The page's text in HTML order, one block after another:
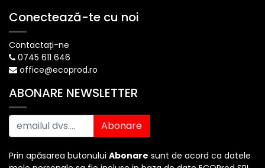
Conectează-te cu noi
Contactați-ne
0745 611 646
office@ecoprod.ro
ABONARE NEWSLETTER
Abonare
Prin apăsarea butonului Abonare sunt de acord ca datele